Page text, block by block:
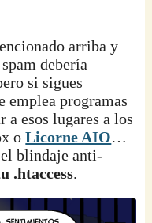
arriba y
debería
si sigues
emplea programas
a esos lugares a los
oLicorne AIO…
blindaje anti-
.htaccess.